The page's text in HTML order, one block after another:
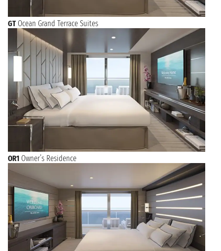
GT Ocean Grand Terrace Suites
OR1 Owner’s Residence